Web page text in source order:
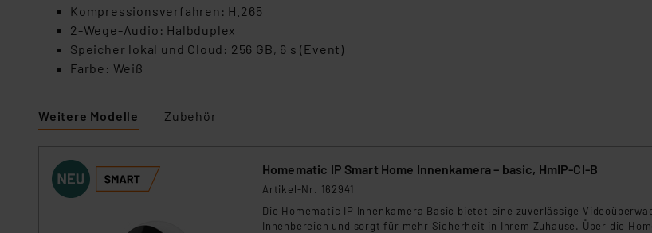
Daten in Überwachungsprogrammen verarbeiten, ohne dass hiergegen
Unsere Kooperation mit diesen Dienstleistern stützt sich auf die
Kommission sowie einer eigenen Beurteilung der mit der Datenübermittlung,
Kompressionsverfahren: H.265
2-Wege-Audio: Halbduplex
Speicher lokal und Cloud: 256 GB, 6 s (Event)
Farbe: Weiß
Weitere Modelle Zubehör
Homematic IP Smart Home Innenkamera – basic, HmIP-CI-B
Artikel-Nr. 162941
Die Homematic IP Innenkamera Basic bietet eine zuverlässige
Innenbereich und sorgt für mehr Sicherheit in Ihrem Zuhause. Über die